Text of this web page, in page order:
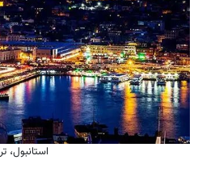
استانبول،